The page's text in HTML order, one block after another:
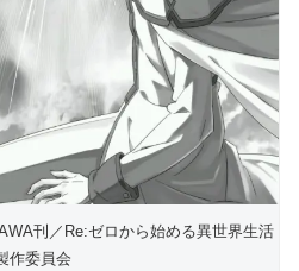
刊／Re:ゼロから始める異世界生活
作委員会